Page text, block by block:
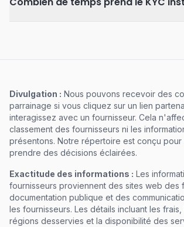
Divulgation : Nous pouvons recevoir des
parrainage si vous cliquez sur un lien
interagissez avec un fournisseur. Cela
classement des fournisseurs ni les
présentons. Notre répertoire est conçu pour
prendre des décisions éclairées.
Exactitude des informations : Les
fournisseurs proviennent des sites web des
documentation publique et des
les fournisseurs. Les détails incluant les frais,
régions desservies et la disponibilité des